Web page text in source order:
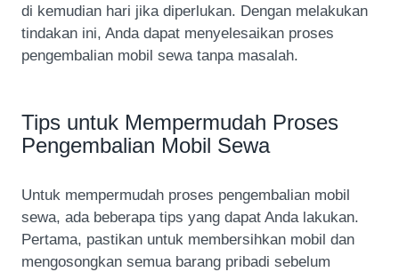
di kemudian hari jika diperlukan. Dengan melakukan
tindakan ini, Anda dapat menyelesaikan proses
pengembalian mobil sewa tanpa masalah.
Tips untuk Mempermudah Proses
Pengembalian Mobil Sewa
Untuk mempermudah proses pengembalian mobil
sewa, ada beberapa tips yang dapat Anda lakukan.
Pertama, pastikan untuk membersihkan mobil dan
mengosongkan semua barang pribadi sebelum